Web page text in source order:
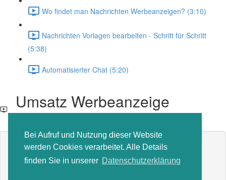
Bei Aufruf und Nutzung dieser Website
werden Cookies verarbeitet. Alle Details
finden Sie in unserer Datenschutzerklärung
Wo findet man Nachrichten Werbeanzeigen? (3:10)
Nachrichten Vorlagen bearbeiten - Schritt für Schritt
(5:38)
Automatisierter Chat (5:20)
Umsatz Werbeanzeige
schalten - Schritt für Schritt
Inhalt der Lektion gesperrt
Wenn Sie bereits eingeschrieben sind,müssen Sie sich
anmelden.